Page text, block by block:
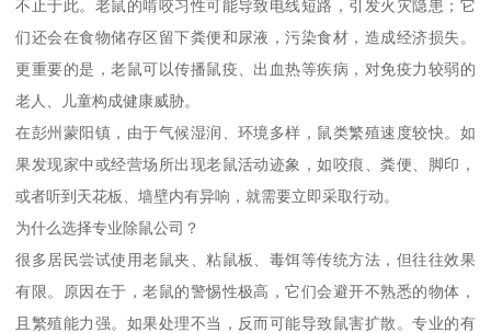
不止于此。老鼠的啃咬习性可能导致电线短路，引发火灾隐患；它
们还会在食物储存区留下粪便和尿液，污染食材，造成经济损失。
更重要的是，老鼠可以传播鼠疫、出血热等疾病，对免疫力较弱的
老人、儿童构成健康威胁。
在彭州蒙阳镇，由于气候湿润、环境多样，鼠类繁殖速度较快。如
果发现家中或经营场所出现老鼠活动迹象，如咬痕、粪便、脚印，
或者听到天花板、墙壁内有异响，就需要立即采取行动。
为什么选择专业除鼠公司？
很多居民尝试使用老鼠夹、粘鼠板、毒饵等传统方法，但往往效果
有限。原因在于，老鼠的警惕性极高，它们会避开不熟悉的物体，
且繁殖能力强。如果处理不当，反而可能导致鼠害扩散。专业的有